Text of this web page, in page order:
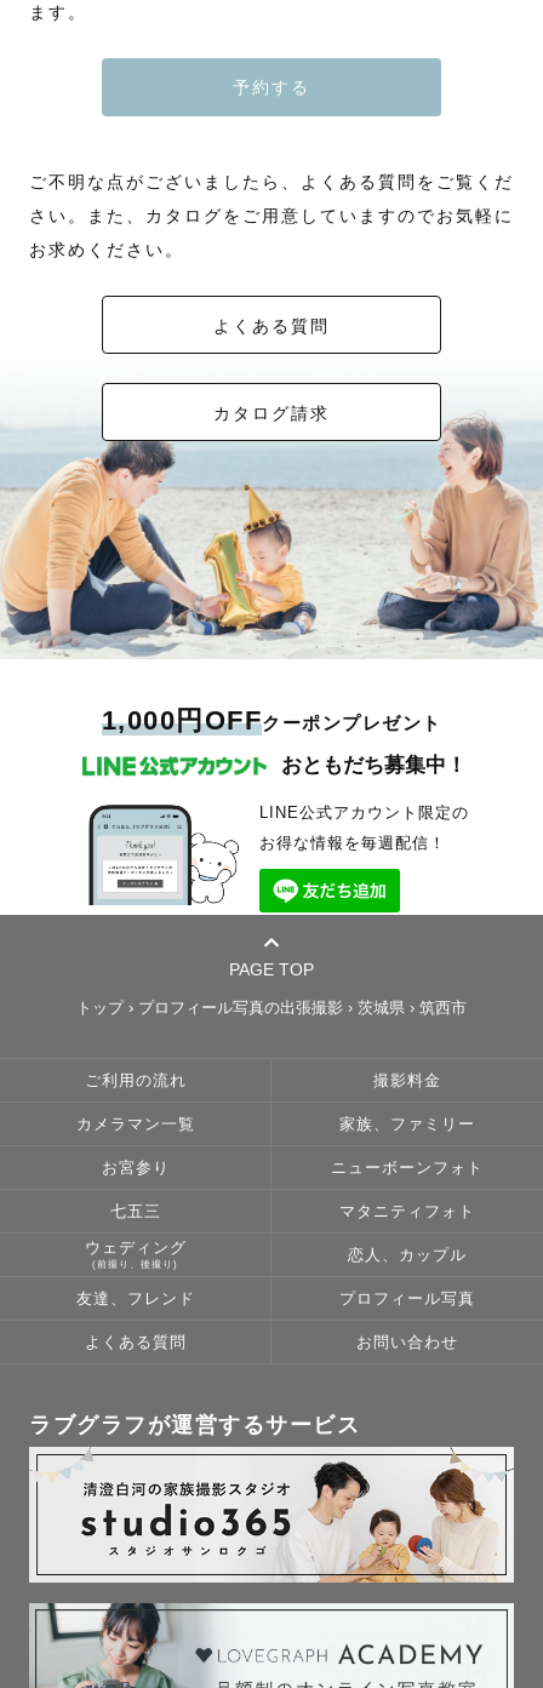
ます。
予約する
ご不明な点がございましたら、よくある質問をご覧くだ
さい。また、カタログをご用意していますのでお気軽に
お求めください。
よくある質問
カタログ請求
1,000円OFFクーポンプレゼント
おともだち募集中！
LINE公式アカウント限定の
お得な情報を毎週配信！
PAGE TOP
トップ› プロフィール写真の出張撮影 › 茨城県 › 筑西市
ご利用の流れ 撮影料金
カメラマン一覧 家族、ファミリー
お宮参り ニューボーンフォト
七五三 マタニティフォト
ウェディング
(前撮り、後撮り)
恋人、カップル
友達、フレンド プロフィール写真
よくある質問 お問い合わせ
ラブグラフが運営するサービス